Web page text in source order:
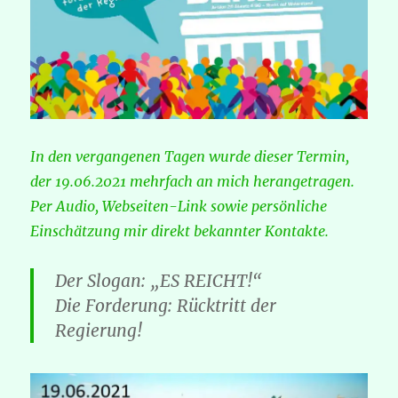
In den vergangenen Tagen wurde dieser Termin,
der 19.06.2021 mehrfach an mich herangetragen.
Per Audio, Webseiten-Link sowie persönliche
Einschätzung mir direkt bekannter Kontakte.
Der Slogan: „ES REICHT!“
Die Forderung: Rücktritt der
Regierung!